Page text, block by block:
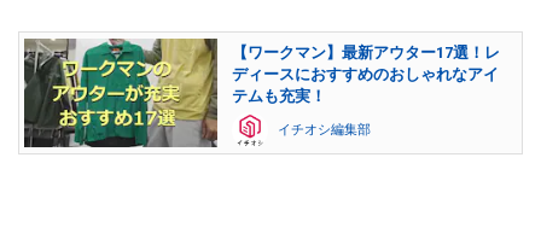
【ワークマン】最新アウター17選！レ
ディースにおすすめのおしゃれなアイ
テムも充実！
イチオシ編集部